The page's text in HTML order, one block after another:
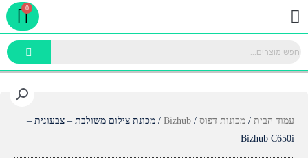
דילוג
לתוכןתפריט
עמוד הבית / מכונות דפוס /
Bizhub / מכונת צילום משולבת – צבעונית –
Bizhub C650i